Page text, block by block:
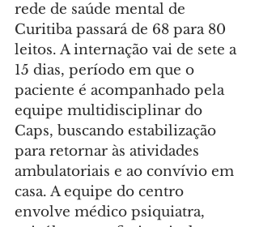
rede de saúde mental de
Curitiba passará de 68 para 80
leitos. A internação vai de sete a
15 dias, período em que o
paciente é acompanhado pela
equipe multidisciplinar do
Caps, buscando estabilização
para retornar às atividades
ambulatoriais e ao convívio em
casa. A equipe do centro
envolve médico psiquiatra,